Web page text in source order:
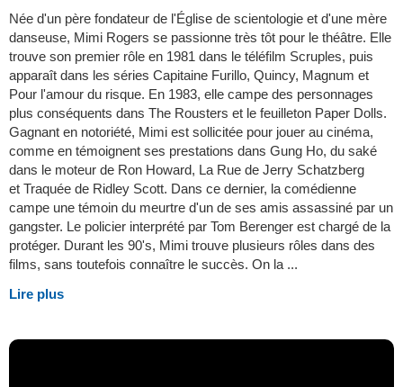
Née d'un père fondateur de l'Église de scientologie et d'une mère
danseuse, Mimi Rogers se passionne très tôt pour le théâtre. Elle
trouve son premier rôle en 1981 dans le téléfilm Scruples, puis
apparaît dans les séries Capitaine Furillo, Quincy, Magnum et
Pour l'amour du risque. En 1983, elle campe des personnages
plus conséquents dans The Rousters et le feuilleton Paper Dolls.
Gagnant en notoriété, Mimi est sollicitée pour jouer au cinéma,
comme en témoignent ses prestations dans Gung Ho, du saké
dans le moteur de Ron Howard, La Rue de Jerry Schatzberg
et Traquée de Ridley Scott. Dans ce dernier, la comédienne
campe une témoin du meurtre d'un de ses amis assassiné par un
gangster. Le policier interprété par Tom Berenger est chargé de la
protéger. Durant les 90's, Mimi trouve plusieurs rôles dans des
films, sans toutefois connaître le succès. On la ...
Lire plus